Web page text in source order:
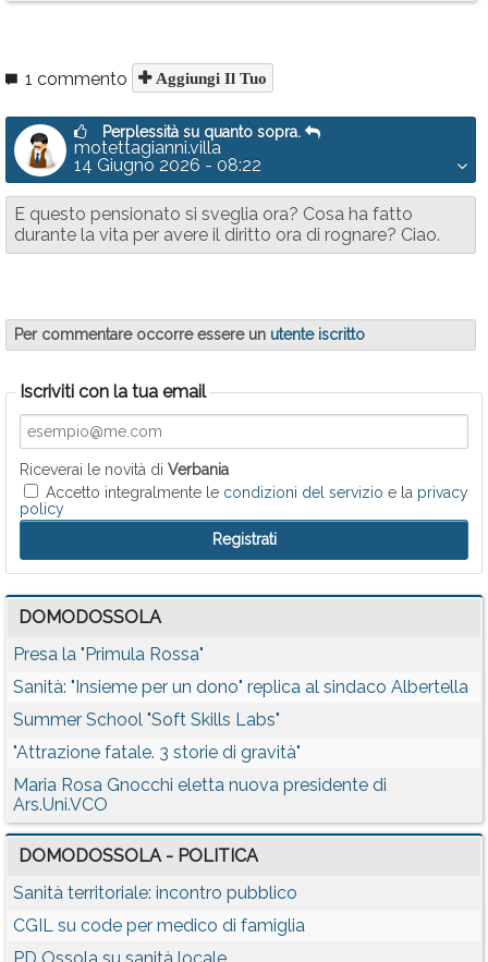
1 commento Aggiungi Il Tuo
Perplessità su quanto sopra.
motettagianni.villa
14 Giugno 2026 - 08:22
E questo pensionato si sveglia ora? Cosa ha fatto
durante la vita per avere il diritto ora di rognare? Ciao.
Per commentare occorre essere un utente iscritto
Iscriviti con la tua email
Riceverai le novità di Verbania
Accetto integralmente le condizioni del servizio e la privacy
policy
DOMODOSSOLA
Presa la "Primula Rossa"
Sanità: "Insieme per un dono" replica al sindaco Albertella
Summer School "Soft Skills Labs"
"Attrazione fatale. 3 storie di gravità"
Maria Rosa Gnocchi eletta nuova presidente di
Ars.Uni.VCO
DOMODOSSOLA - POLITICA
Sanità territoriale: incontro pubblico
CGIL su code per medico di famiglia